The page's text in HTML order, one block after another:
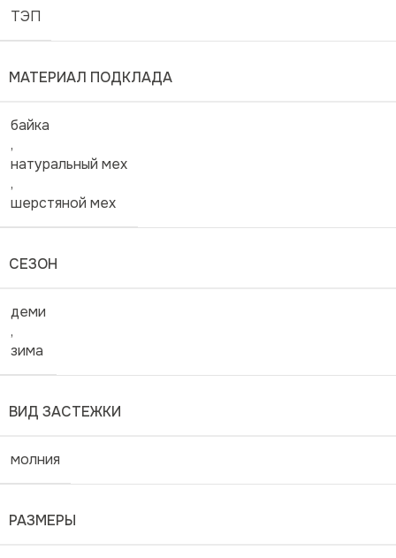
ТЭП
МАТЕРИАЛ ПОДКЛАДА
байка
,
натуральный мех
,
шерстяной мех
СЕЗОН
деми
,
зима
ВИД ЗАСТЕЖКИ
молния
РАЗМЕРЫ